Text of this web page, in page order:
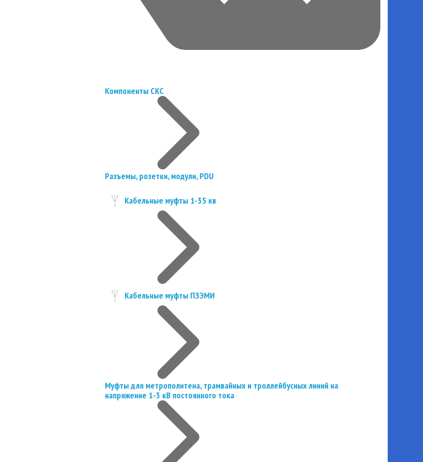
Компоненты СКС
Разъемы, розетки, модули, PDU
Кабельные муфты 1-35 кв
Кабельные муфты ПЗЭМИ
Муфты для метрополитена, трамвайных и троллейбусных линий на
напряжение 1-3 кВ постоянного тока